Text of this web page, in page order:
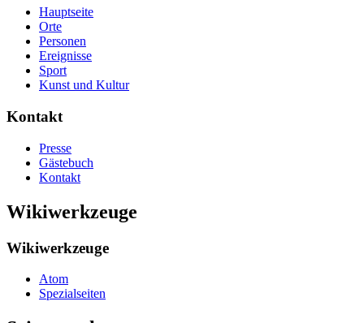
Hauptseite
Orte
Personen
Ereignisse
Sport
Kunst und Kultur
Kontakt
Presse
Gästebuch
Kontakt
Wikiwerkzeuge
Wikiwerkzeuge
Atom
Spezialseiten